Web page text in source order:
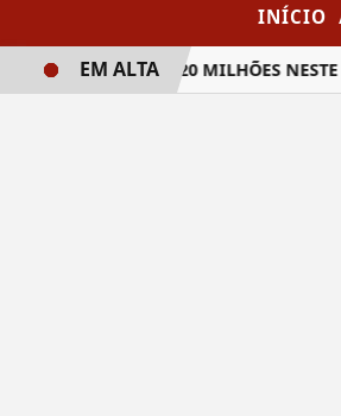
INÍCIO
PRÊMIO DE R$ 20 MILHÕES NESTE
EM ALTA